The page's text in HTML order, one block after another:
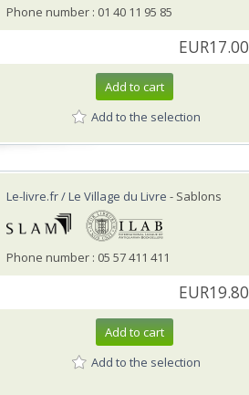
Phone number : 01 40 11 95 85
EUR17.00
Add to cart
Add to the selection
Le-livre.fr / Le Village du Livre - Sablons
Phone number : 05 57 411 411
EUR19.80
Add to cart
Add to the selection